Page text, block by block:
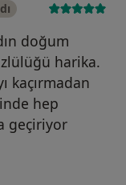
doğum
harika.
kaçırmadan
hep
geçiriyor